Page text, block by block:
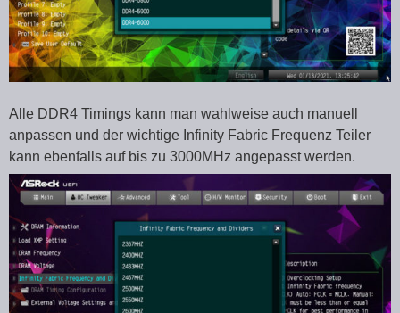
Alle DDR4 Timings kann man wahlweise auch manuell
anpassen und der wichtige Infinity Fabric Frequenz Teiler
kann ebenfalls auf bis zu 3000MHz angepasst werden.